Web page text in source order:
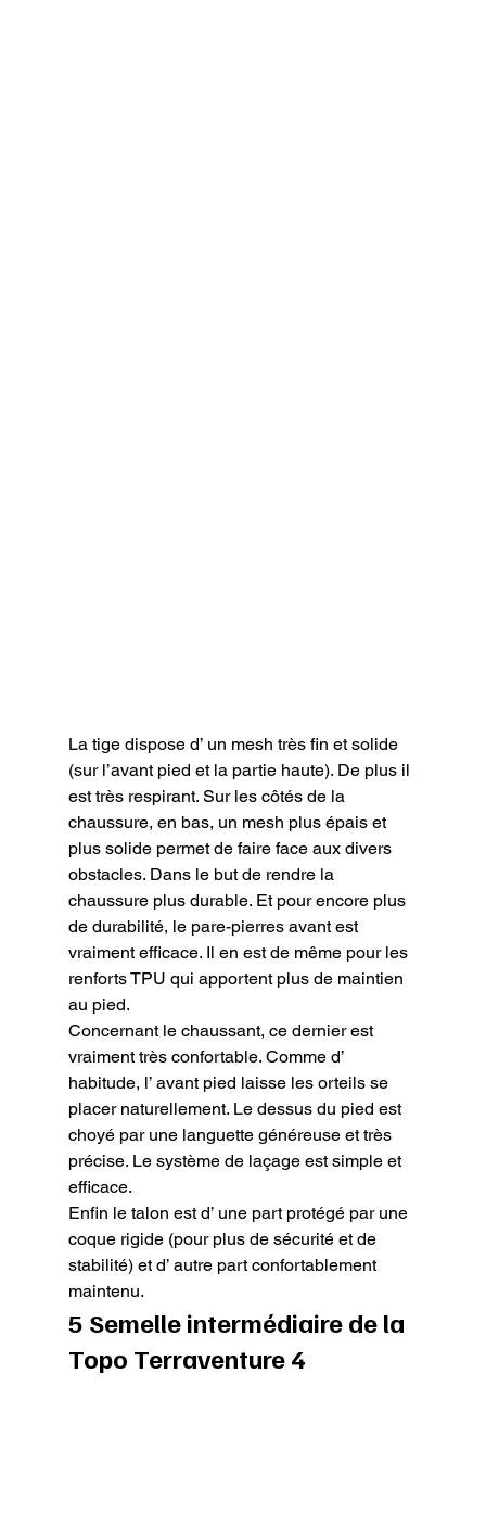
La tige dispose d’ un mesh très fin et solide
(sur l’avant pied et la partie haute). De plus il
est très respirant. Sur les côtés de la
chaussure, en bas, un mesh plus épais et
plus solide permet de faire face aux divers
obstacles. Dans le but de rendre la
chaussure plus durable. Et pour encore plus
de durabilité, le pare-pierres avant est
vraiment efficace. Il en est de même pour les
renforts TPU qui apportent plus de maintien
au pied.
Concernant le chaussant, ce dernier est
vraiment très confortable. Comme d’
habitude, l’ avant pied laisse les orteils se
placer naturellement. Le dessus du pied est
choyé par une languette généreuse et très
précise. Le système de laçage est simple et
efficace.
Enfin le talon est d’ une part protégé par une
coque rigide (pour plus de sécurité et de
stabilité) et d’ autre part confortablement
maintenu.
5 Semelle intermédiaire de la
Topo Terraventure 4